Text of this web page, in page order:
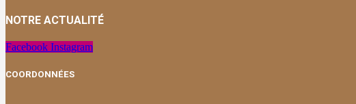
NOTRE ACTUALITÉ
Facebook Instagram
COORDONNÉES